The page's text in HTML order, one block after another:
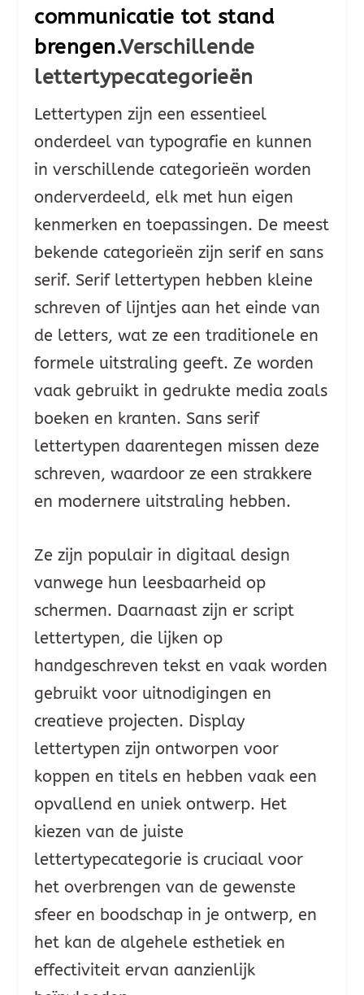
communicatie tot stand
brengen.Verschillende
lettertypecategorieën
Lettertypen zijn een essentieel
onderdeel van typografie en kunnen
in verschillende categorieën worden
onderverdeeld, elk met hun eigen
kenmerken en toepassingen. De meest
bekende categorieën zijn serif en sans
serif. Serif lettertypen hebben kleine
schreven of lijntjes aan het einde van
de letters, wat ze een traditionele en
formele uitstraling geeft. Ze worden
vaak gebruikt in gedrukte media zoals
boeken en kranten. Sans serif
lettertypen daarentegen missen deze
schreven, waardoor ze een strakkere
en modernere uitstraling hebben.
Ze zijn populair in digitaal design
vanwege hun leesbaarheid op
schermen. Daarnaast zijn er script
lettertypen, die lijken op
handgeschreven tekst en vaak worden
gebruikt voor uitnodigingen en
creatieve projecten. Display
lettertypen zijn ontworpen voor
koppen en titels en hebben vaak een
opvallend en uniek ontwerp. Het
kiezen van de juiste
lettertypecategorie is cruciaal voor
het overbrengen van de gewenste
sfeer en boodschap in je ontwerp, en
het kan de algehele esthetiek en
effectiviteit ervan aanzienlijk